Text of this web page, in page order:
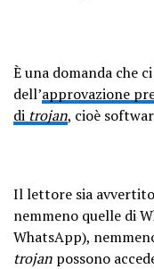
È una domanda che
dell’approvazione
di trojan, cioè
Il lettore sia
nemmeno quelle di
WhatsApp),
trojan possono